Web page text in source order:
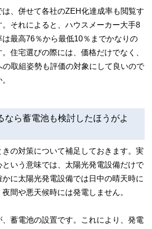
は、併せて各社のZEH化達成率も閲覧す
。それによると、ハウスメーカー大手8
最高76％から最低10％までかなりの
住宅選びの際には、価格だけでなく、
取組姿勢も評価の対象にして良いので
なら蓄電池も検討したほうがよ
の対策について補足しておきます。実
という意味では、太陽光発電設備だけで
に太陽光発電設備では日中の晴天時に
間や悪天候時には発電しません。
蓄電池の設置です。これにより、発電